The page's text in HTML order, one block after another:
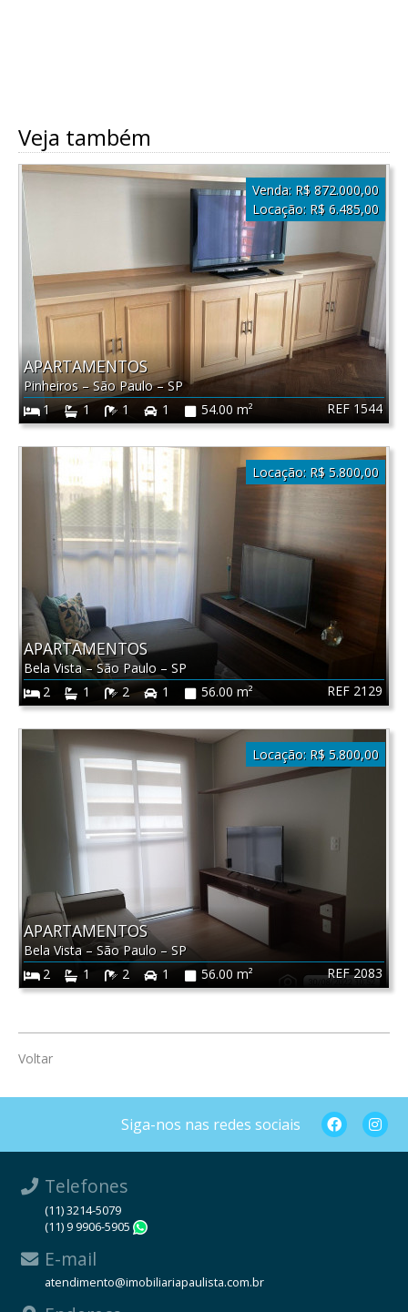
Veja também
REF 1544
APARTAMENTOS
Pinheiros–São Paulo–SP
1
1 1 1 54.00 m²
Venda: R$ 872.000,00
Locação: R$ 6.485,00
REF 2129
APARTAMENTOS
Bela Vista–São Paulo – SP
2
1 2 1 56.00 m²
Locação: R$ 5.800,00
REF 2083
APARTAMENTOS
Bela Vista– São Paulo –SP
2
1 2 1 56.00 m²
Locação: R$ 5.800,00
Voltar
Siga-nos nas redes sociais
Telefones
(11) 3214-5079
(11) 9 9906-5905
E-mail
atendimento@imobiliariapaulista.com.br